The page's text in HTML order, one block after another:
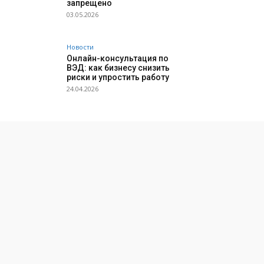
запрещено
03.05.2026
Новости
Онлайн-консультация по
ВЭД: как бизнесу снизить
риски и упростить работу
24.04.2026